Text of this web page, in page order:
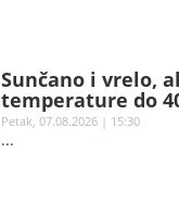
Sunčano i vrelo,
temperature do
Petak, 07.08.2026 | 15:30